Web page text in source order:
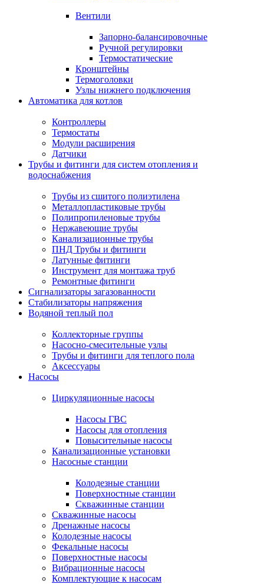
Вентили
Запорно-балансировочные
Ручной регулировки
Термостатические
Кронштейны
Термоголовки
Узлы нижнего подключения
Автоматика для котлов
Контроллеры
Термостаты
Модули расширения
Датчики
Трубы и фитинги для систем отопления и
водоснабжения
Трубы из сшитого полиэтилена
Металлопластиковые трубы
Полипропиленовые трубы
Нержавеющие трубы
Канализационные трубы
ПНД Трубы и фитинги
Латунные фитинги
Инструмент для монтажа труб
Ремонтные фитинги
Сигнализаторы загазованности
Стабилизаторы напряжения
Водяной теплый пол
Коллекторные группы
Насосно-смесительные узлы
Трубы и фитинги для теплого пола
Аксессуары
Насосы
Циркуляционные насосы
Насосы ГВС
Насосы для отопления
Повысительные насосы
Канализационные установки
Насосные станции
Колодезные станции
Поверхностные станции
Скважинные станции
Скважинные насосы
Дренажные насосы
Колодезные насосы
Фекальные насосы
Поверхностные насосы
Вибрационные насосы
Комплектующие к насосам